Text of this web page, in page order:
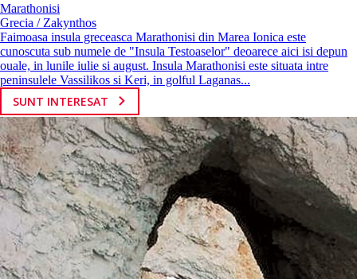
Marathonisi
Grecia / Zakynthos
Faimoasa insula greceasca Marathonisi din Marea Ionica este
cunoscuta sub numele de "Insula Testoaselor" deoarece aici isi depun
ouale, in lunile iulie si august. Insula Marathonisi este situata intre
peninsulele Vassilikos si Keri, in golful Laganas...
SUNT INTERESAT